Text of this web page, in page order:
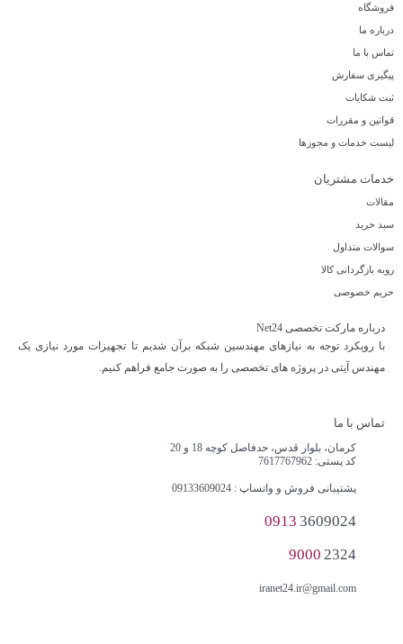
فروشگاه
درباره ما
تماس با ما
پیگیری سفارش
ثبت شکایات
قوانین و مقررات
لیست خدمات و مجوزها
خدمات مشتریان
مقالات
سبد خرید
سوالات متداول
رویه بازگردانی کالا
حریم خصوصی
درباره مارکت تخصصی Net24
با رویکرد توجه به نیازهای مهندسین شبکه برآن شدیم تا تجهیزات مورد نیازی یک
مهندس آیتی در پروژه های تخصصی را به صورت جامع فراهم کنیم.
تماس با ما
کرمان، بلوار قدس، حدفاصل کوچه 18 و 20
کد پستی: 7617767962
پشتیبانی فروش و واتساپ : 09133609024
0913 3609024
9000 2324
iranet24.ir@gmail.com